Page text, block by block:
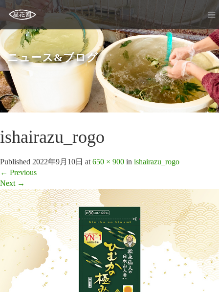
ニュース&ブログ
ishairazu_rogo
Published 2022年9月10日 at 650 × 900 in ishairazu_rogo
← Previous
Next →